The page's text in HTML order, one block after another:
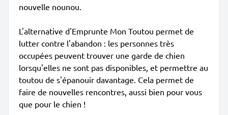
nouvelle nounou.
L'alternative d'Emprunte Mon Toutou permet de
lutter contre l'abandon : les personnes très
occupées peuvent trouver une garde de chien
lorsqu'elles ne sont pas disponibles, et permettre au
toutou de s'épanouir davantage. Cela permet de
faire de nouvelles rencontres, aussi bien pour vous
que pour le chien !